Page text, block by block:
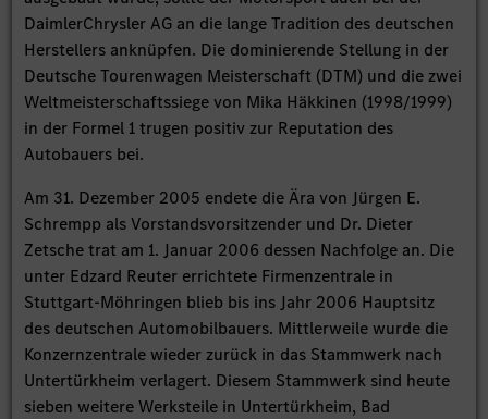
DaimlerChrysler AG an die lange Tradition des deutschen
Herstellers anknüpfen. Die dominierende Stellung in der
Deutsche Tourenwagen Meisterschaft (DTM) und die zwei
Weltmeisterschaftssiege von Mika Häkkinen (1998/1999)
in der Formel 1 trugen positiv zur Reputation des
Autobauers bei.
Am 31. Dezember 2005 endete die Ära von Jürgen E.
Schrempp als Vorstandsvorsitzender und Dr. Dieter
Zetsche trat am 1. Januar 2006 dessen Nachfolge an. Die
unter Edzard Reuter errichtete Firmenzentrale in
Stuttgart-Möhringen blieb bis ins Jahr 2006 Hauptsitz
des deutschen Automobilbauers. Mittlerweile wurde die
Konzernzentrale wieder zurück in das Stammwerk nach
Untertürkheim verlagert. Diesem Stammwerk sind heute
sieben weitere Werksteile in Untertürkheim, Bad